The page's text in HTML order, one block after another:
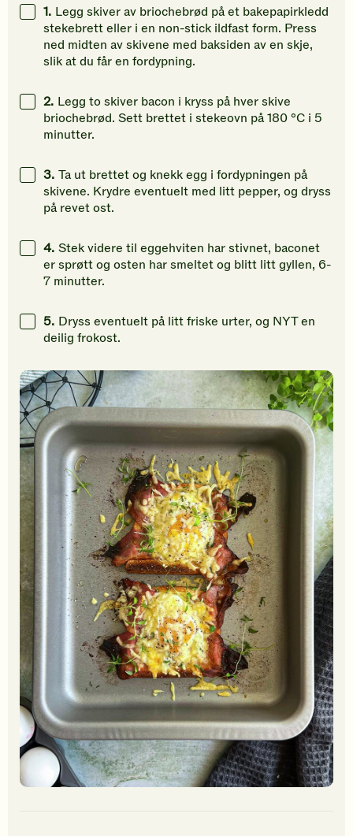
din
vurdering.
din
vurdering.
din
1. Legg skiver av briochebrød på et bakepapirkledd
stekebrett eller i en non-stick ildfast form. Press
ned midten av skivene med baksiden av en skje,
slik at du får en fordypning.
2. Legg to skiver bacon i kryss på hver skive
briochebrød. Sett brettet i stekeovn på 180 °C i 5
minutter.
3. Ta ut brettet og knekk egg i fordypningen på
skivene. Krydre eventuelt med litt pepper, og dryss
på revet ost.
4. Stek videre til eggehviten har stivnet, baconet
er sprøtt og osten har smeltet og blitt litt gyllen, 6-
7 minutter.
5. Dryss eventuelt på litt friske urter, og NYT en
deilig frokost.